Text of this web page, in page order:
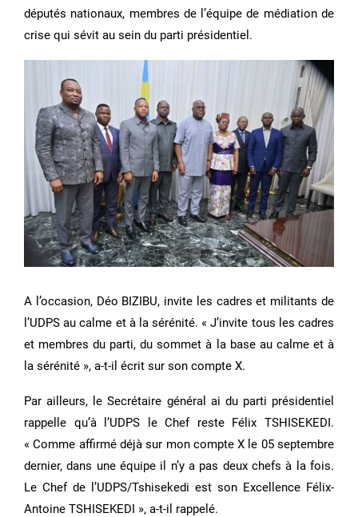
députés nationaux, membres de l’équipe de médiation de
crise qui sévit au sein du parti présidentiel.
A l’occasion, Déo BIZIBU, invite les cadres et militants de
l’UDPS au calme et à la sérénité. « J’invite tous les cadres
et membres du parti, du sommet à la base au calme et à
la sérénité », a-t-il écrit sur son compte X.
Par ailleurs, le Secrétaire général ai du parti présidentiel
rappelle qu’à l’UDPS le Chef reste Félix TSHISEKEDI.
« Comme affirmé déjà sur mon compte X le 05 septembre
dernier, dans une équipe il n’y a pas deux chefs à la fois.
Le Chef de l’UDPS/Tshisekedi est son Excellence Félix-
Antoine TSHISEKEDI », a-t-il rappelé.